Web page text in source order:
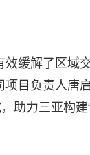
效缓解了区域
项目负责人唐
助力三亚构